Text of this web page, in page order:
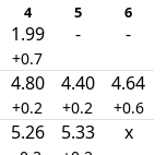
4 5 6
1.99
+0.7
- -
4.80
+0.2
4.40
+0.2
4.64
+0.6
5.26 5.33 x